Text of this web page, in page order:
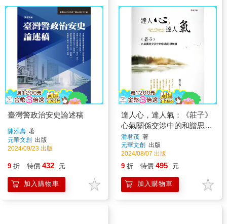
臺灣警政治安史論述稿
陳添壽 著
元華文創 出版
2024/09/23 出版
9 折 特價 432 元
加入購物車
達人心，達人氣：《莊子》
心氣關係交涉中的和諧思想
辯證
潘君茂 著
元華文創 出版
2024/08/07 出版
9 折 特價 495 元
加入購物車